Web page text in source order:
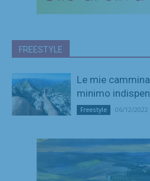
FREESTYLE
Le mie
minimo
Freestyle 06/12/2022